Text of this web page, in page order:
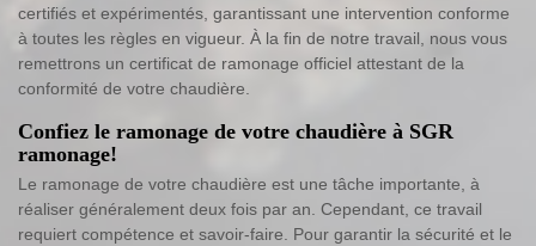
certifiés et expérimentés, garantissant une intervention conforme
à toutes les règles en vigueur. À la fin de notre travail, nous vous
remettrons un certificat de ramonage officiel attestant de la
conformité de votre chaudière.
Confiez le ramonage de votre chaudière à SGR
ramonage!
Le ramonage de votre chaudière est une tâche importante, à
réaliser généralement deux fois par an. Cependant, ce travail
requiert compétence et savoir-faire. Pour garantir la sécurité et le